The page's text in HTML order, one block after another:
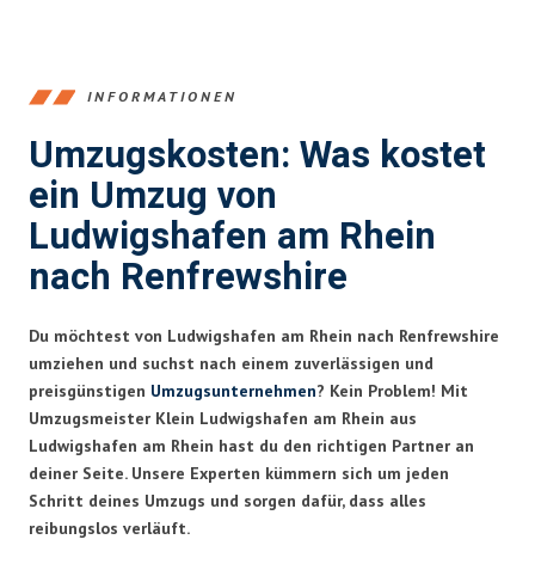
INFORMATIONEN
Umzugskosten: Was kostet
ein Umzug von
Ludwigshafen am Rhein
nach Renfrewshire
Du möchtest von Ludwigshafen am Rhein nach Renfrewshire
umziehen und suchst nach einem zuverlässigen und
preisgünstigen Umzugsunternehmen? Kein Problem! Mit
Umzugsmeister Klein Ludwigshafen am Rhein aus
Ludwigshafen am Rhein hast du den richtigen Partner an
deiner Seite. Unsere Experten kümmern sich um jeden
Schritt deines Umzugs und sorgen dafür, dass alles
reibungslos verläuft.